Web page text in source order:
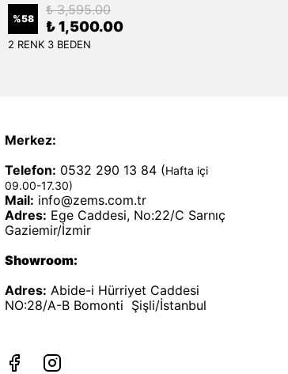
%58
₺ 3,595.00
₺ 1,500.00
2 RENK 3 BEDEN
Merkez:
Telefon: 0532 290 13 84 (Hafta içi
09.00-17.30)
Mail: info@zems.com.tr
Adres: Ege Caddesi, No:22/C Sarnıç
Gaziemir/İzmir
Showroom:
Adres: Abide-i Hürriyet Caddesi
NO:28/A-B Bomonti Şişli/İstanbul